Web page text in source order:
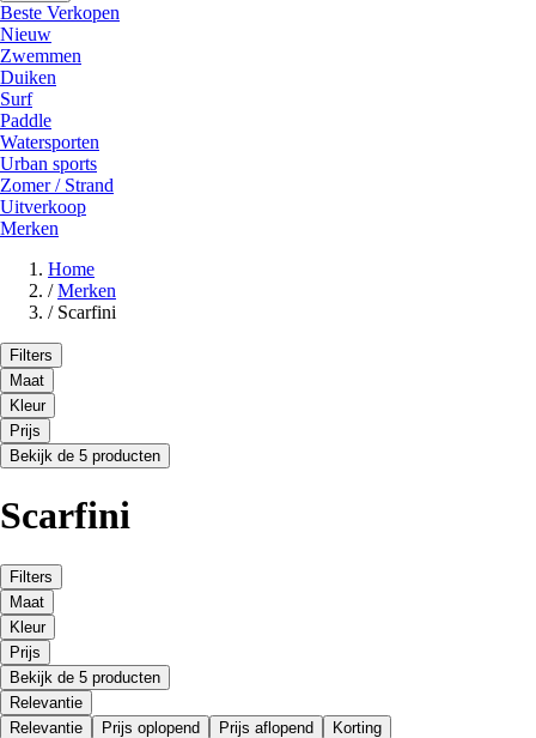
Beste Verkopen
Nieuw
Zwemmen
Duiken
Surf
Paddle
Watersporten
Urban sports
Zomer / Strand
Uitverkoop
Merken
Home
/ Merken
/ Scarfini
Filters
Maat
Kleur
Prijs
Bekijk de 5 producten
Scarfini
Filters
Maat
Kleur
Prijs
Bekijk de 5 producten
Relevantie
Relevantie
Prijs oplopend Prijs aflopend Korting